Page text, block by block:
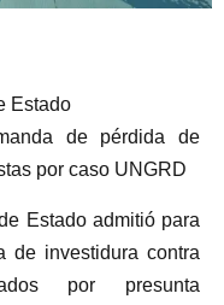
Estado
de pérdida de
por caso UNGRD
Estado admitió para
de investidura contra
por presunta